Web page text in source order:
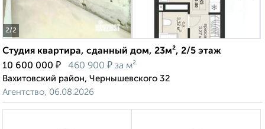
2/2
Студия квартира, сданный дом, 23м², 2/5 этаж
10 600 000 ₽ 460 900 ₽ за м²
Вахитовский район, Чернышевского 32
Агентство, 06.08.2026